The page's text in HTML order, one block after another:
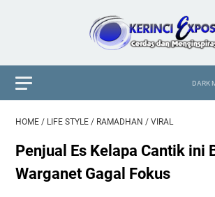
HOME / LIFE STYLE / RAMADHAN / VIRAL
Penjual Es Kelapa Cantik ini
Warganet Gagal Fokus